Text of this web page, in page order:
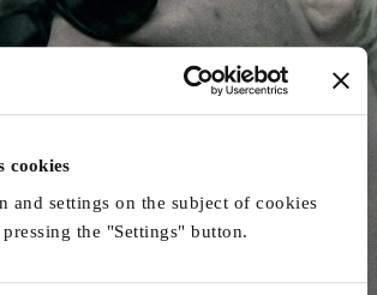
cookies
and settings on the subject of cookies
the "Settings" button.